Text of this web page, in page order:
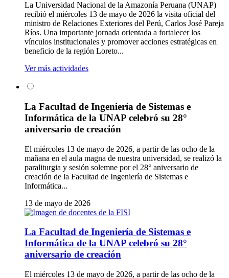
La Universidad Nacional de la Amazonía Peruana (UNAP)
recibió el miércoles 13 de mayo de 2026 la visita oficial del
ministro de Relaciones Exteriores del Perú, Carlos José Pareja
Ríos. Una importante jornada orientada a fortalecer los
vínculos institucionales y promover acciones estratégicas en
beneficio de la región Loreto...
Ver más actividades
La Facultad de Ingeniería de Sistemas e
Informática de la UNAP celebró su 28°
aniversario de creación
El miércoles 13 de mayo de 2026, a partir de las ocho de la
mañana en el aula magna de nuestra universidad, se realizó la
paraliturgia y sesión solemne por el 28° aniversario de
creación de la Facultad de Ingeniería de Sistemas e
Informática...
13 de mayo de 2026
La Facultad de Ingeniería de Sistemas e
Informática de la UNAP celebró su 28°
aniversario de creación
El miércoles 13 de mayo de 2026, a partir de las ocho de la